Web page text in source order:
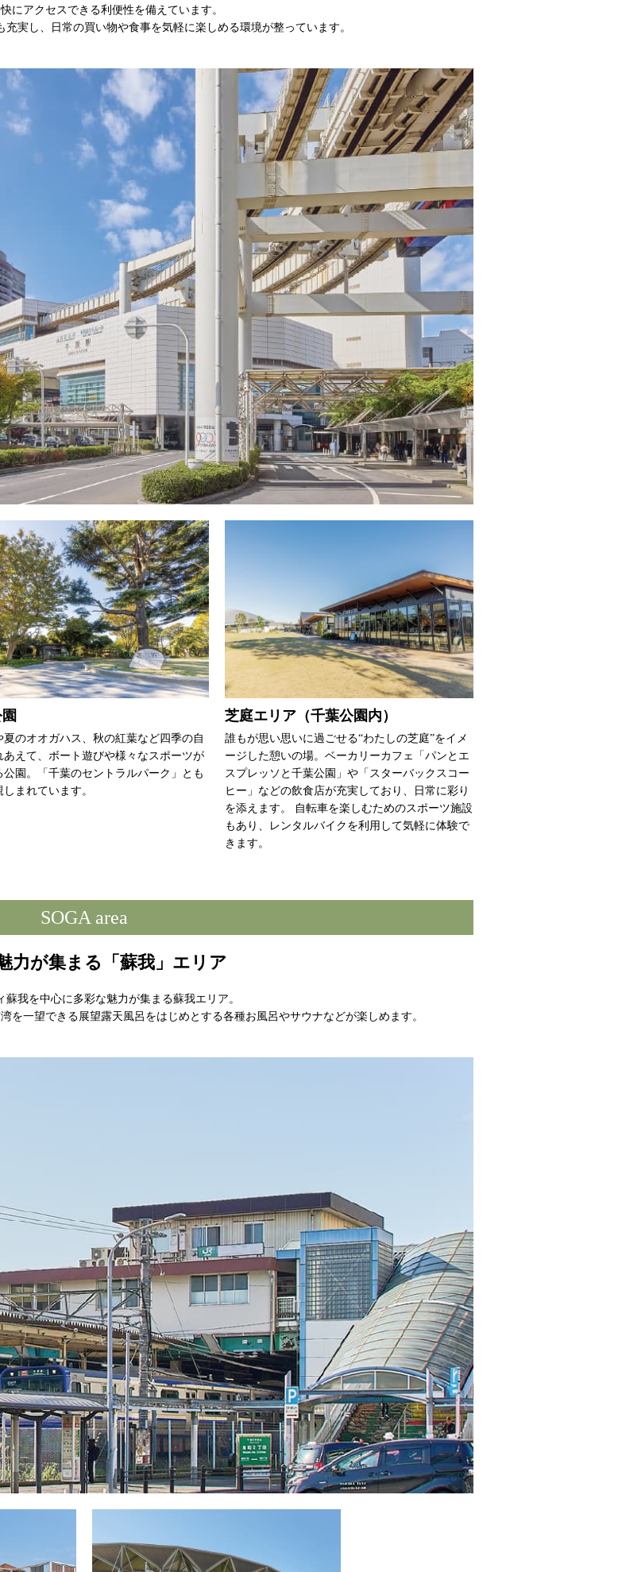
にアクセスできる利便性を備えています。
実し、日常の買い物や食事を気軽に楽しめる環境が整っています。
夏のオオガハス、秋の紅葉など四季の自
あえて、ボート遊びや様々なスポーツが
公園。「千葉のセントラルパーク」とも
まれています。
芝庭エリア（千葉公園内）
誰もが思い思いに過ごせる“わたしの芝庭”をイメ
ージした憩いの場。ベーカリーカフェ「パンとエ
スプレッソと千葉公園」や「スターバックスコー
ヒー」などの飲食店が充実しており、日常に彩り
を添えます。 自転車を楽しむためのスポーツ施設
もあり、レンタルバイクを利用して気軽に体験で
きます。
SOGA area
力が集まる「蘇我」エリア
蘇我を中心に多彩な魅力が集まる蘇我エリア。
を一望できる展望露天風呂をはじめとする各種お風呂やサウナなどが楽しめます。